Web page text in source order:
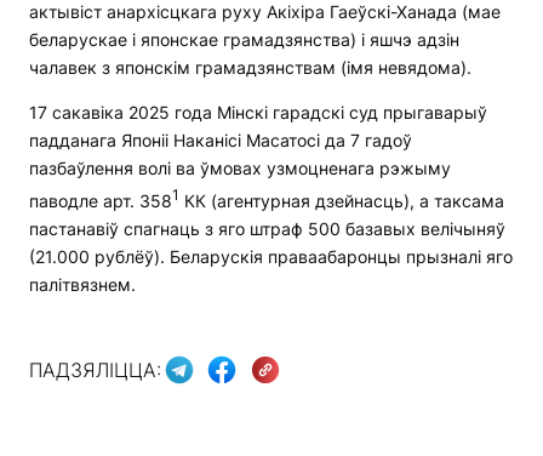
актывіст анархісцкага руху Акіхіра Гаеўскі-Ханада (мае
беларускае і японскае грамадзянства) і яшчэ адзін
чалавек з японскім грамадзянствам (імя невядома).
17 сакавіка 2025 года Мінскі гарадскі суд прыгаварыў
падданага Японіі Наканісі Масатосі да 7 гадоў
пазбаўлення волі ва ўмовах узмоцненага рэжыму
паводле арт. 3581 КК (агентурная дзейнасць), а таксама
пастанавіў спагнаць з яго штраф 500 базавых велічыняў
(21.000 рублёў). Беларускія праваабаронцы прызналі яго
палітвязнем.
ПАДЗЯЛІЦЦА: